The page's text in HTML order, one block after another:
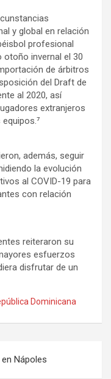
y global en relación
profesional
invernal el 30
de árbitros
del Draft de
al 2020, así
extranjeros
además, seguir
la evolución
al COVID-19 para
con relación
reiteraron su
esfuerzos
disfrutar de un
Dominicana
Nápoles